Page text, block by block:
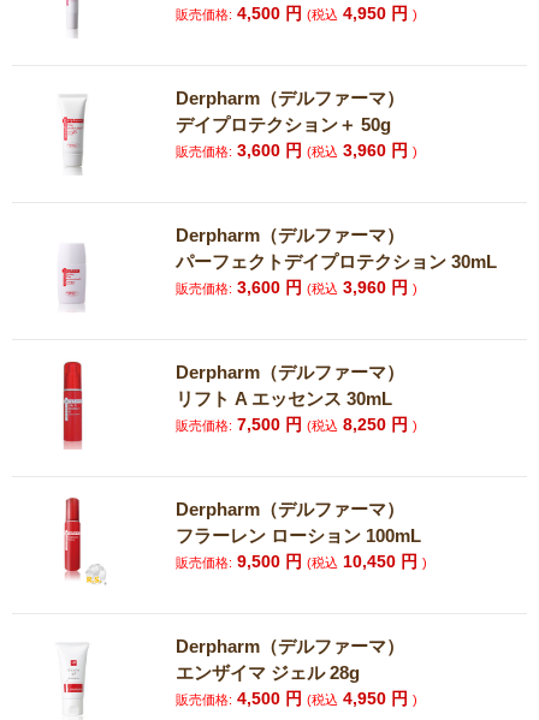
販売価格: 4,500 円(税込 4,950 円)
Derpharm（デルファーマ）
デイプロテクション＋ 50g
販売価格: 3,600 円(税込 3,960 円)
Derpharm（デルファーマ）
パーフェクトデイプロテクション 30mL
販売価格: 3,600 円(税込 3,960 円)
Derpharm（デルファーマ）
リフト A エッセンス 30mL
販売価格: 7,500 円(税込 8,250 円)
Derpharm（デルファーマ）
フラーレン ローション 100mL
販売価格: 9,500 円(税込 10,450 円)
Derpharm（デルファーマ）
エンザイマ ジェル 28g
販売価格: 4,500 円(税込 4,950 円)